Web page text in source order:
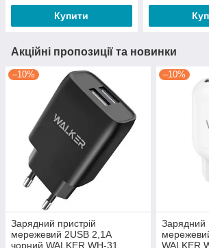
Купити
Акційні пропозиції та новинки
–10%
Зарядний пристрій
мережевий 2USB 2,1А
чорний WALKER WH-31
–10%
Зарядний
WALKER